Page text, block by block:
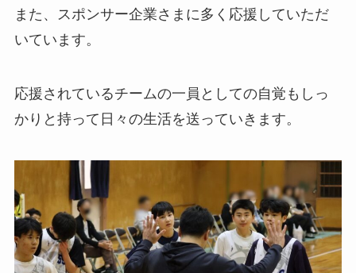
また、スポンサー企業さまに多く応援していただ
いています。
応援されているチームの一員としての自覚もしっ
かりと持って日々の生活を送っていきます。